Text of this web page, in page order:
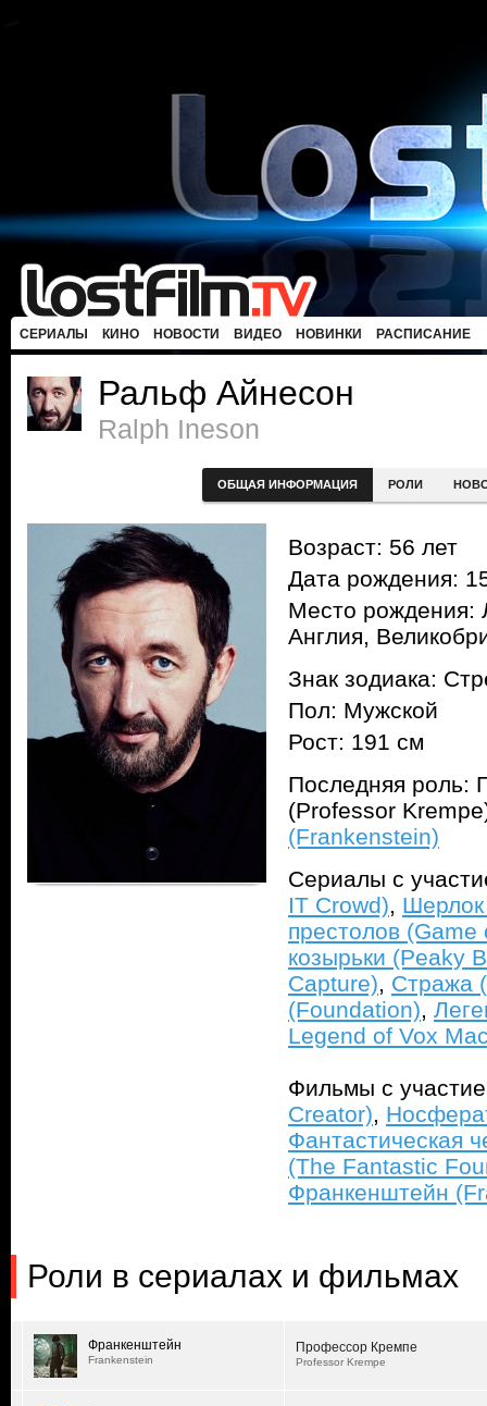
СЕРИАЛЫ КИНО НОВОСТИ ВИДЕО НОВИНКИ РАСПИСАНИЕ
Ральф Айнесон
Ralph Ineson
ОБЩАЯ ИНФОРМАЦИЯ РОЛИ
Возраст: 56 лет
Дата рождения:
Место рождения:
Англия,
Знак зодиака:
Пол: Мужской
Рост: 191 см
Последняя роль:
(Professor
(Frankenstein)
Сериалы с
IT Crowd),
престолов
козырьки (Peaky
Capture), Стража
(Foundation),
Legend of Vox
Фильмы с
Creator),
Фантастическая
(The Fantastic
Франкенштейн
Роли в сериалах и фильмах
Франкенштейн
Frankenstein
Профессор Кремпе
Professor Krempe